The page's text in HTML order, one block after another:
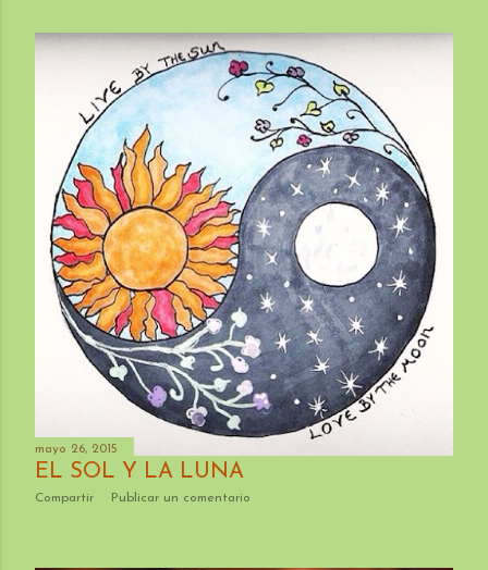
mayo 26, 2015
EL SOL Y LA LUNA
Compartir Publicar un comentario